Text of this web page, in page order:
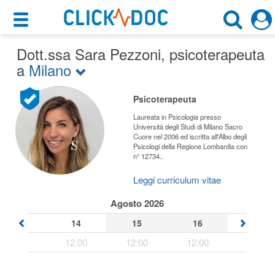
×
Motore di ricerca
×
Psicoterapeuta
Milano (MB)
Cosa possiamo offrirti
Per i pazienti
Prenota una visita
Ricerca specialisti
Consulti online
Per gli specialisti
Prenotazioni online
Dott.ssa Sara Pezzoni, psicoterapeuta
a Milano
Psicoterapeuta
Laureata in Psicologia presso
Università degli Studi di Milano Sacro
Cuore nel 2006 ed iscritta all'Albo degli
Psicologi della Regione Lombardia con
n° 12734..
Leggi curriculum vitae
Agosto 2026
14 15 16
12:00 12:00
12:00